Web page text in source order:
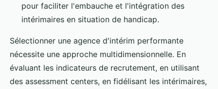
pour faciliter l'embauche et l'intégration des
intérimaires en situation de handicap.
Sélectionner une agence d'intérim performante
nécessite une approche multidimensionnelle. En
évaluant les indicateurs de recrutement, en utilisant
des assessment centers, en fidélisant les intérimaires,